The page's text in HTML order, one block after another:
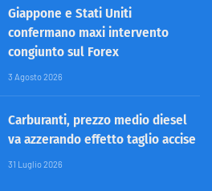
Giappone e Stati Uniti
confermano maxi intervento
congiunto sul Forex
3 Agosto 2026
Carburanti, prezzo medio diesel
va azzerando effetto taglio accise
31 Luglio 2026